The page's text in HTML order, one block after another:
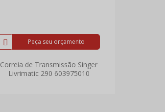
Peça seu orçamento
Correia de Transmissão Singer
Livrimatic 290 603975010